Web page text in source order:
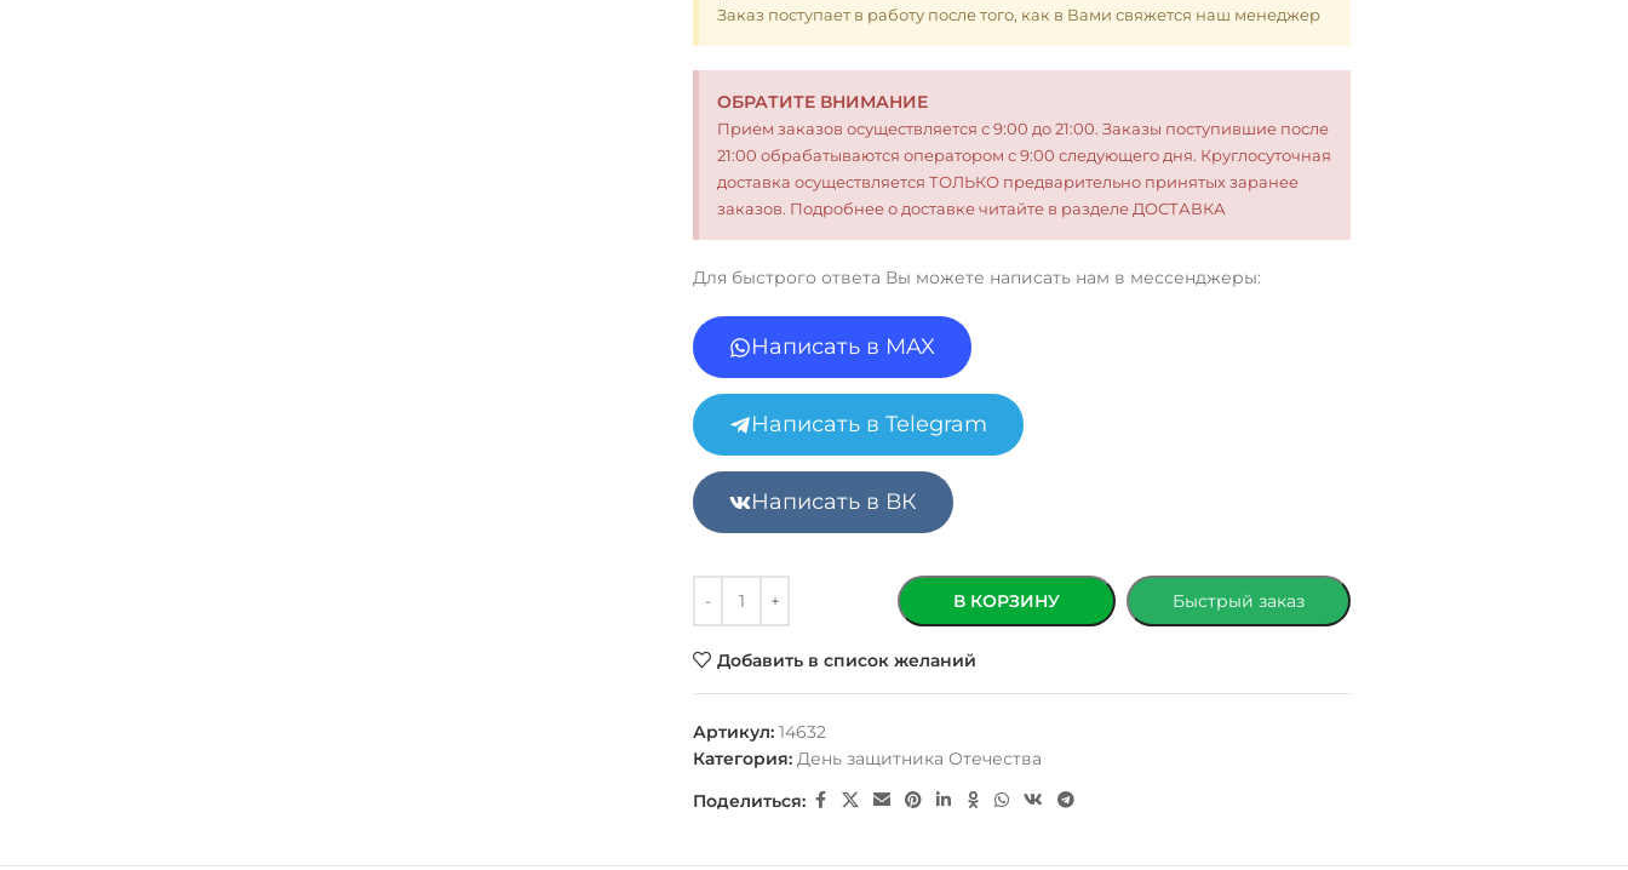
Заказ поступает в работу после того, как в Вами свяжется наш менеджер
ОБРАТИТЕ ВНИМАНИЕ
Прием заказов осуществляется с 9:00 до 21:00. Заказы поступившие после
21:00 обрабатываются оператором с 9:00 следующего дня. Круглосуточная
доставка осуществляется ТОЛЬКО предварительно принятых заранее
заказов. Подробнее о доставке читайте в разделе ДОСТАВКА
Для быстрого ответа Вы можете написать нам в мессенджеры:
Написать в MAX
Написать в Telegram
Написать в ВК
В КОРЗИНУ Быстрый заказ
Добавить в список желаний
Артикул:14632
Категория: День защитника Отечества
Поделиться: